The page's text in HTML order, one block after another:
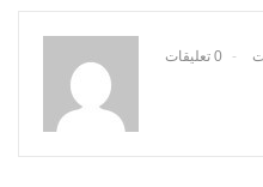
0 تعليقات